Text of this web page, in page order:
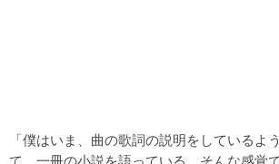
「僕はいま、曲の歌詞の説明をしているよ
て、一冊の小説を語っている、そんな感覚